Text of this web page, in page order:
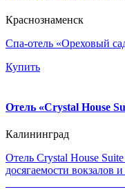
Краснознаменск
Спа-отель «Ореховый
Купить
Отель «Crystal House
Калининград
Отель Crystal House
досягаемости